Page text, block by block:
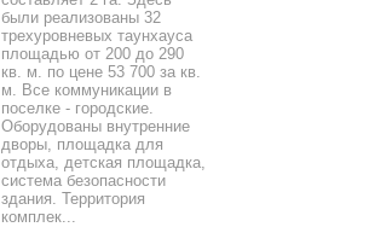
были реализованы 32
трехуровневых таунхауса
площадью от 200 до 290
кв. м. по цене 53 700 за кв.
м. Все коммуникации в
поселке - городские.
Оборудованы внутренние
дворы, площадка для
отдыха, детская площадка,
система безопасности
здания. Территория
комплек...